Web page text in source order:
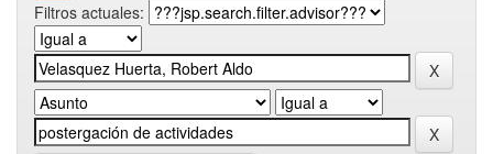
Filtros actuales: